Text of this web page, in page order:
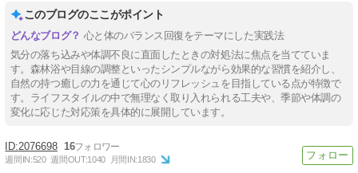
このブログのここがポイント
心と体のバランス回復をテーマにした実践法
気分の落ち込みや体調不良に直面したときの対処法に焦点を当てていま
す。森林浴や目線の調整といったシンプルながら効果的な習慣を紹介し、
自然の持つ癒しの力を通じて心のリフレッシュを目指している点が特徴で
す。ライフスタイルの中で無理なく取り入れられる工夫や、季節や体調の
変化に応じた対応策を具体的に展開しています。
2076698 16
週間IN:520 週間OUT:1040 月間IN:1830